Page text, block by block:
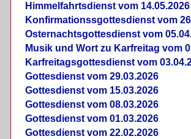
Himmelfahrtsdienst vom 14.05.2026
Konfirmationssgottesdienst vom
Osternachtsgottesdienst vom
Musik und Wort zu Karfreitag vom
Karfreitagsgottesdienst vom
Gottesdienst vom 29.03.2026
Gottesdienst vom 15.03.2026
Gottesdienst vom 08.03.2026
Gottesdienst vom 01.03.2026
Gottesdienst vom 22.02.2026